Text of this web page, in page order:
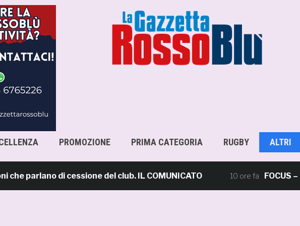
PROMOZIONE PRIMA CATEGORIA RUGBY ALTRI
di cessione del club. IL COMUNICATO 10 ore fa FOCUS –